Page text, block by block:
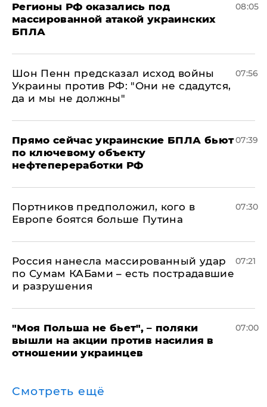
Регионы РФ оказались под
массированной атакой украинских
БПЛА
08:05
Шон Пенн предсказал исход войны
Украины против РФ: "Они не сдадутся,
да и мы не должны"
07:56
Прямо сейчас украинские БПЛА бьют
по ключевому объекту
нефтепереработки РФ
07:39
Портников предположил, кого в
Европе боятся больше Путина
07:30
Россия нанесла массированный удар
по Сумам КАБами – есть пострадавшие
и разрушения
07:21
"Моя Польша не бьет", – поляки
вышли на акции против насилия в
отношении украинцев
07:00
Смотреть ещё